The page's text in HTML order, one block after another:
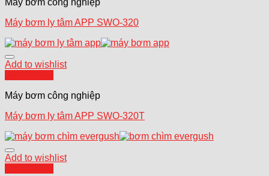
Máy bơm ly tâm APP SWO-320
Add to wishlist
Máy bơm công nghiệp
Máy bơm ly tâm APP SWO-320T
Add to wishlist